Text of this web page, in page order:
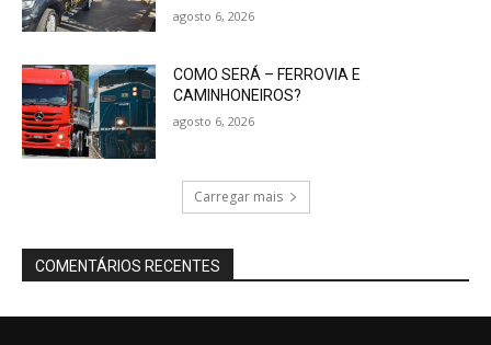
agosto 6, 2026
COMO SERÁ – FERROVIA E
CAMINHONEIROS?
agosto 6, 2026
Carregar mais
COMENTÁRIOS RECENTES